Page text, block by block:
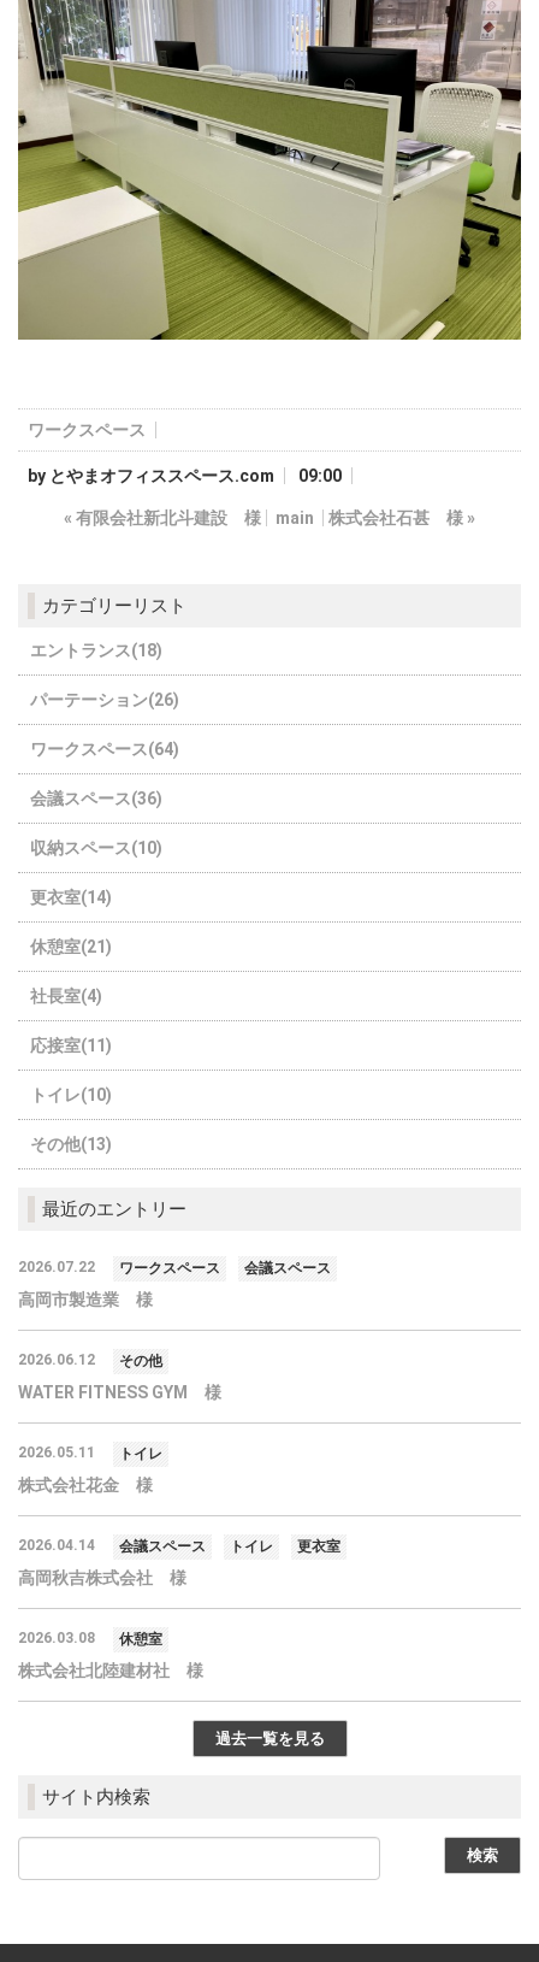
ワークスペース
by とやまオフィススペース.com 09:00
« 有限会社新北斗建設 様 main 株式会社石甚 様 »
カテゴリーリスト
エントランス(18)
パーテーション(26)
ワークスペース(64)
会議スペース(36)
収納スペース(10)
更衣室(14)
休憩室(21)
社長室(4)
応接室(11)
トイレ(10)
その他(13)
最近のエントリー
2026.07.22 ワークスペース 会議スペース
高岡市製造業 様
2026.06.12 その他
WATER FITNESS GYM 様
2026.05.11 トイレ
株式会社花金 様
2026.04.14 会議スペース トイレ 更衣室
高岡秋吉株式会社 様
2026.03.08 休憩室
株式会社北陸建材社 様
過去一覧を見る
サイト内検索